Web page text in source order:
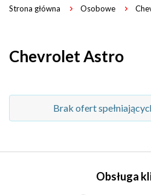
Strona główna Osobowe
Chevrolet Astro
Brak ofert
Obsługa